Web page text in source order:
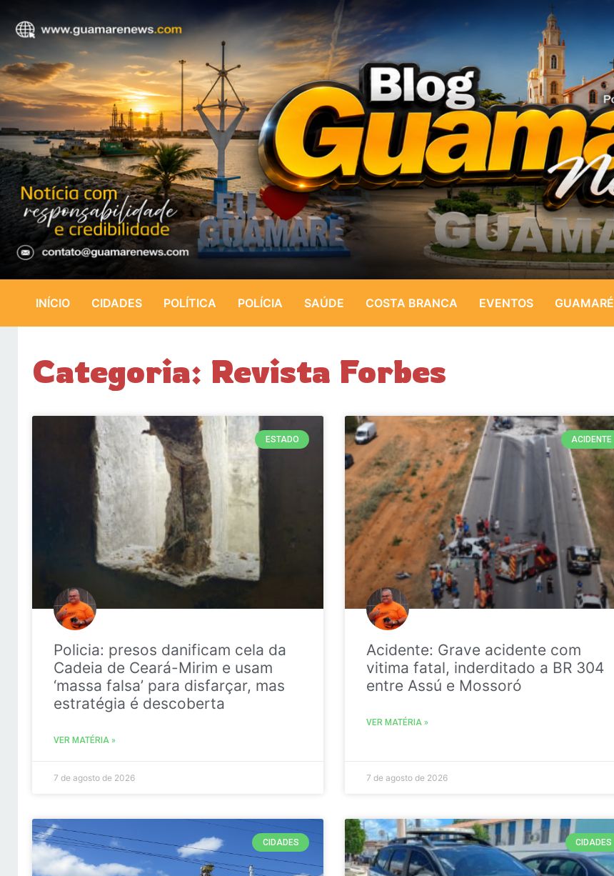
INÍCIO CIDADES POLÍTICA POLÍCIA SAÚDE COSTA BRANCA EVENTOS GUAMARÉ
Categoria: Revista Forbes
ESTADO
Policia: presos danificam cela da
Cadeia de Ceará-Mirim e usam
‘massa falsa’ para disfarçar, mas
estratégia é descoberta
VER MATÉRIA »
7 de agosto de 2026
ACIDENTE
Acidente: Grave acidente com
vitima fatal, inderditado a BR 304
entre Assú e Mossoró
VER MATÉRIA »
7 de agosto de 2026
CIDADES CIDADES